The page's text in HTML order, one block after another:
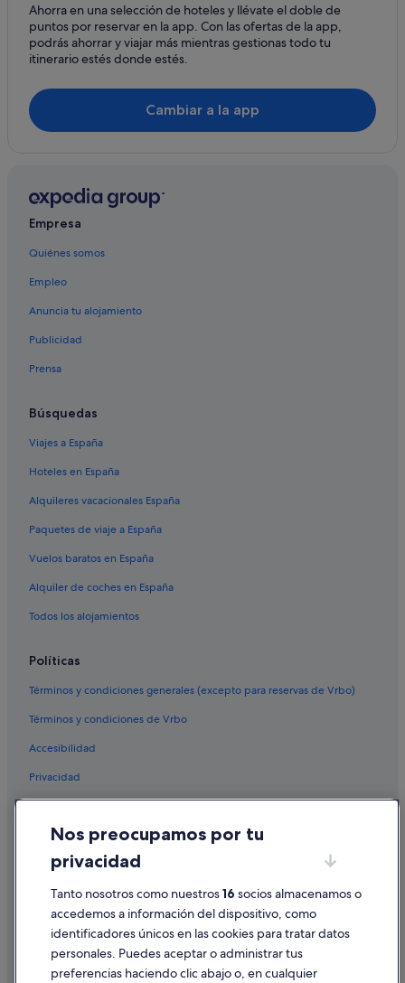
Hoteles de 4 estrellas en Cabo Roig
Casas de campo en Cabo Roig
Hoteles cerca de Playa La Zenia
Hoteles en la playa en La Zenia
Villas en Cabo Roig
Santos hoteles en Orihuela Costa
Ahorra en una selección de hoteles y llévate el doble de
puntos por reservar en la app. Con las ofertas de la app,
podrás ahorrar y viajar más mientras gestionas todo tu
itinerario estés donde estés.
Cambiar a la app
Empresa
Quiénes somos
Empleo
Anuncia tu alojamiento
Publicidad
Prensa
Búsquedas
Viajes a España
Hoteles en España
Alquileres vacacionales España
Paquetes de viaje a España
Vuelos baratos en España
Alquiler de coches en España
Todos los alojamientos
Políticas
Términos y condiciones generales (excepto para reservas de Vrbo)
Términos y condiciones de Vrbo
Accesibilidad
Privacidad
Cookies
Condiciones de uso
Información legal/contacto
Pautas sobre el contenido y cómo denunciar contenido
Ayuda
Nos preocupamos por tu
privacidad
Tanto nosotros como nuestros16 socios almacenamos o
accedemos a información del dispositivo, como
identificadores únicos en las cookies para tratar datos
personales. Puedes aceptar o administrar tus
preferencias haciendo clic abajo o, en cualquier